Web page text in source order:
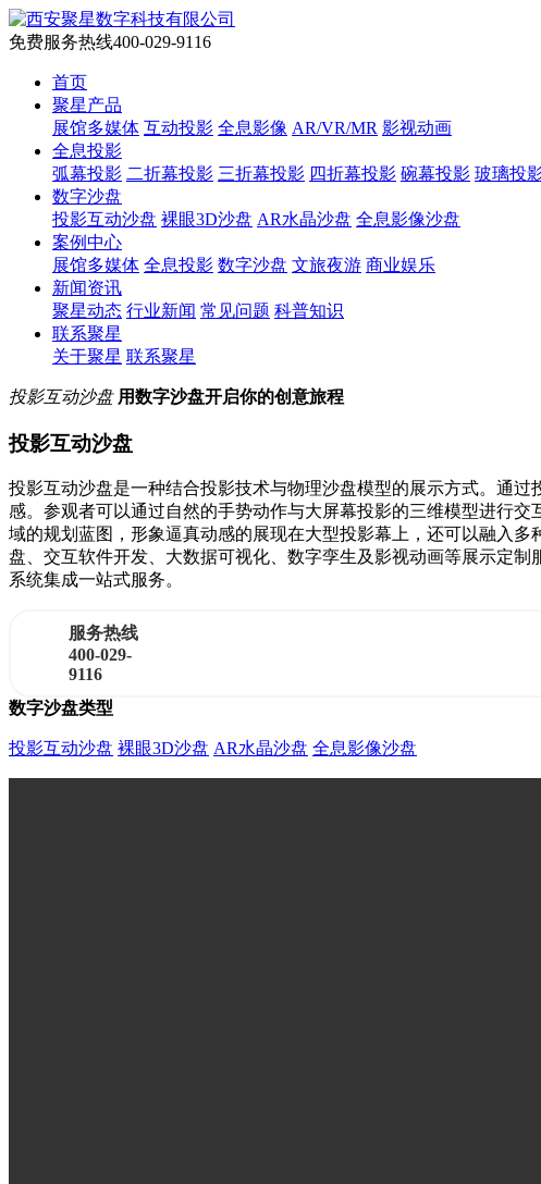
免费服务热线400-029-9116
首页
聚星产品
展馆多媒体 互动投影 全息影像 AR/VR/MR 影视动画
全息投影
弧幕投影 二折幕投影 三折幕投影 四折幕投影 碗幕投影 玻璃投
数字沙盘
投影互动沙盘 裸眼3D沙盘 AR水晶沙盘 全息影像沙盘
案例中心
展馆多媒体 全息投影 数字沙盘 文旅夜游 商业娱乐
新闻资讯
聚星动态 行业新闻 常见问题 科普知识
联系聚星
关于聚星 联系聚星
投影互动沙盘 用数字沙盘开启你的创意旅程
投影互动沙盘
投影互动沙盘是一种结合投影技术与物理沙盘模型的展示方式。通
感。参观者可以通过自然的手势动作与大屏幕投影的三维模型进行
域的规划蓝图，形象逼真动感的展现在大型投影幕上，还可以融入
盘、交互软件开发、大数据可视化、数字孪生及影视动画等展示定
系统集成一站式服务。
服务热线
400-029-
9116
数字沙盘类型
投影互动沙盘 裸眼3D沙盘 AR水晶沙盘 全息影像沙盘